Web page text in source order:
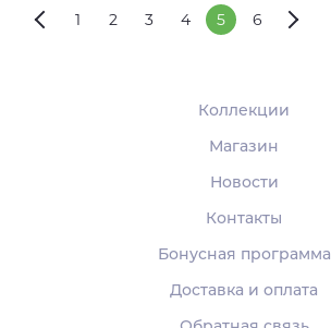
1 2 3 4 5 6
Коллекции
Магазин
Новости
Контакты
Бонусная программа
Доставка и оплата